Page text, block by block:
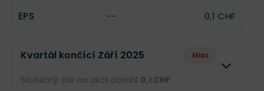
EPS -- 0,1 CHF
Kvartál končící Září 2025 Miss
Skutečný zisk na akcii dosáhl 0,1 CHF.